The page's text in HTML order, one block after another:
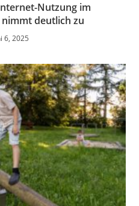
Nutzung im
deutlich zu
6, 2025